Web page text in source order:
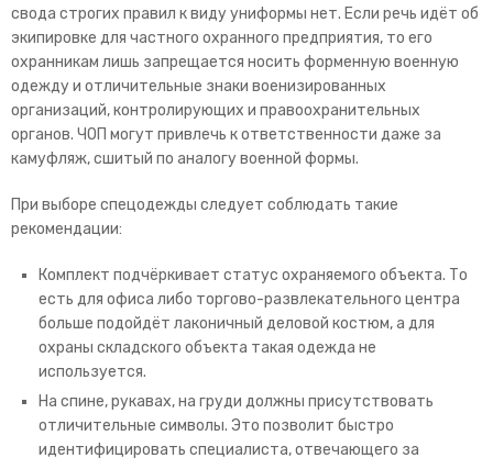
свода строгих правил к виду униформы нет. Если речь идёт об
экипировке для частного охранного предприятия, то его
охранникам лишь запрещается носить форменную военную
одежду и отличительные знаки военизированных
организаций, контролирующих и правоохранительных
органов. ЧОП могут привлечь к ответственности даже за
камуфляж, сшитый по аналогу военной формы.
При выборе спецодежды следует соблюдать такие
рекомендации:
Комплект подчёркивает статус охраняемого объекта. То
есть для офиса либо торгово-развлекательного центра
больше подойдёт лаконичный деловой костюм, а для
охраны складского объекта такая одежда не
используется.
На спине, рукавах, на груди должны присутствовать
отличительные символы. Это позволит быстро
идентифицировать специалиста, отвечающего за